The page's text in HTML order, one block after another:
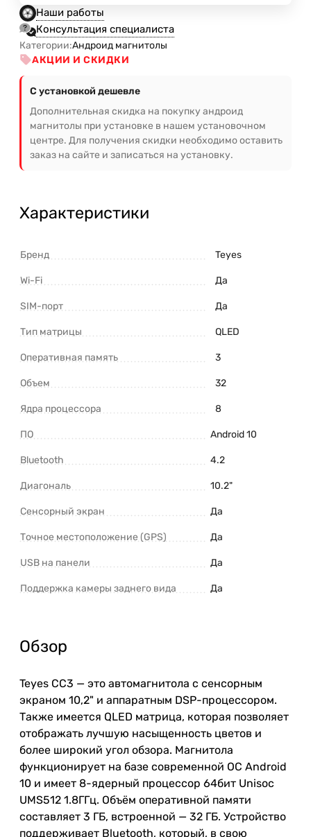
Наши работы
Консультация специалиста
Категории:Андроид магнитолы
АКЦИИ И СКИДКИ
С установкой дешевле
Дополнительная скидка на покупку андроид
магнитолы при установке в нашем установочном
центре. Для получения скидки необходимо оставить
заказ на сайте и записаться на установку.
Характеристики
Бренд Teyes
Wi-Fi Да
SIM-порт Да
Тип матрицы QLED
Оперативная память 3
Объем 32
Ядра процессора 8
ПО Android 10
Bluetooth 4.2
Диагональ 10.2"
Сенсорный экран Да
Точное местоположение (GPS) Да
USB на панели Да
Поддержка камеры заднего вида Да
Обзор
Teyes CC3 — это автомагнитола с сенсорным
экраном 10,2" и аппаратным DSP-процессором.
Также имеется QLED матрица, которая позволяет
отображать лучшую насыщенность цветов и
более широкий угол обзора. Магнитола
функционирует на базе современной ОС Android
10 и имеет 8-ядерный процессор 64бит Unisoc
UMS512 1.8ГГц. Объём оперативной памяти
составляет 3 ГБ, встроенной — 32 ГБ. Устройство
поддерживает Bluetooth, который, в свою